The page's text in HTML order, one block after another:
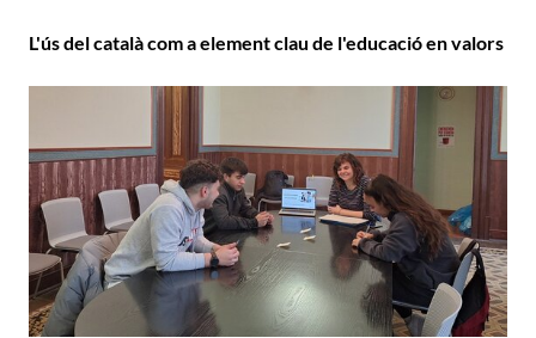
L'ús del català com a element clau de l'educació en valors